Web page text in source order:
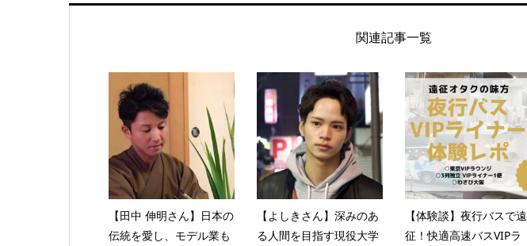
関連記事一覧
【田中 伸明さん】日本の
伝統を愛し、モデル業も
【よしきさん】深みのあ
る人間を目指す現役大学
【体験談】夜行バスで遠
征！快適高速バスVIPラ